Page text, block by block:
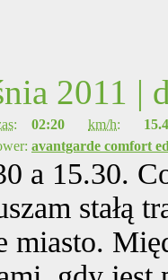
2011 |
02:20 km/h:
avantgarde comfort
a 15.30.
stałą
miasto.